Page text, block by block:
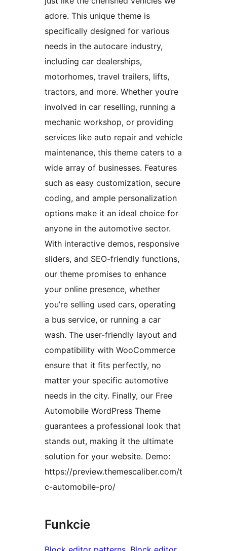
adore. This unique theme is
specifically designed for various
needs in the autocare industry,
including car dealerships,
motorhomes, travel trailers, lifts,
tractors, and more. Whether you’re
involved in car reselling, running a
mechanic workshop, or providing
services like auto repair and vehicle
maintenance, this theme caters to a
wide array of businesses. Features
such as easy customization, secure
coding, and ample personalization
options make it an ideal choice for
anyone in the automotive sector.
With interactive demos, responsive
sliders, and SEO-friendly functions,
our theme promises to enhance
your online presence, whether
you’re selling used cars, operating
a bus service, or running a car
wash. The user-friendly layout and
compatibility with WooCommerce
ensure that it fits perfectly, no
matter your specific automotive
needs in the city. Finally, our Free
Automobile WordPress Theme
guarantees a professional look that
stands out, making it the ultimate
solution for your website. Demo:
https://preview.themescaliber.com/t
c-automobile-pro/
Funkcie